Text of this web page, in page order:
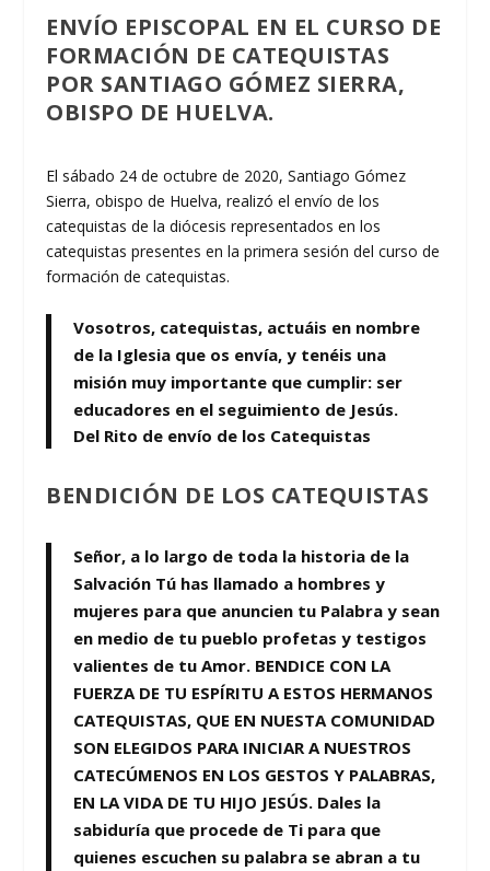
ENVÍO EPISCOPAL EN EL CURSO DE
FORMACIÓN DE CATEQUISTAS
POR SANTIAGO GÓMEZ SIERRA,
OBISPO DE HUELVA.
El sábado 24 de octubre de 2020, Santiago Gómez
Sierra, obispo de Huelva, realizó el envío de los
catequistas de la diócesis representados en los
catequistas presentes en la primera sesión del curso de
formación de catequistas.
Vosotros, catequistas, actuáis en nombre
de la Iglesia que os envía, y tenéis una
misión muy importante que cumplir: ser
educadores en el seguimiento de Jesús.
Del Rito de envío de los Catequistas
BENDICIÓN DE LOS CATEQUISTAS
Señor, a lo largo de toda la historia de la
Salvación Tú has llamado a hombres y
mujeres para que anuncien tu Palabra y sean
en medio de tu pueblo profetas y testigos
valientes de tu Amor. BENDICE CON LA
FUERZA DE TU ESPÍRITU A ESTOS HERMANOS
CATEQUISTAS, QUE EN NUESTA COMUNIDAD
SON ELEGIDOS PARA INICIAR A NUESTROS
CATECÚMENOS EN LOS GESTOS Y PALABRAS,
EN LA VIDA DE TU HIJO JESÚS. Dales la
sabiduría que procede de Ti para que
quienes escuchen su palabra se abran a tu